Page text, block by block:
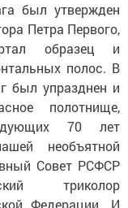
был утвержден
Петра Первого,
образец и
полос. В
был упразднен и
полотнище,
70 лет
необъятной
Совет РСФСР
триколор